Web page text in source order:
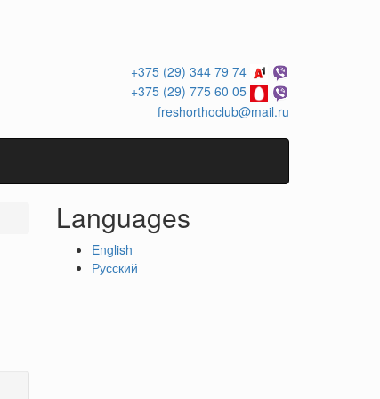
+375 (29) 344 79 74
+375 (29) 775 60 05
freshorthoclub@mail.ru
Languages
English
Русский